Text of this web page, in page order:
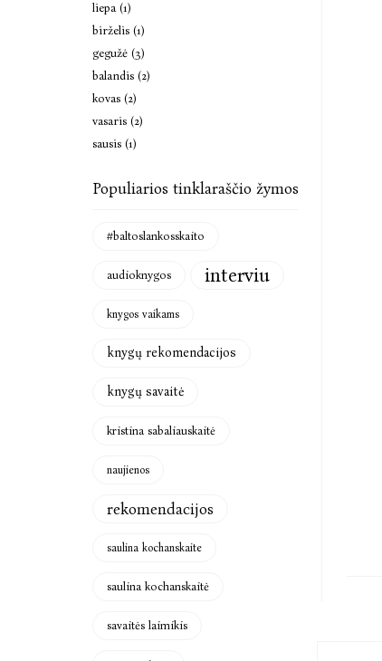
liepa (1)
birželis (1)
gegužė (3)
balandis (2)
kovas (2)
vasaris (2)
sausis (1)
Populiarios tinklaraščio žymos
#baltoslankosskaito
audioknygos interviu
knygos vaikams
knygų rekomendacijos
knygų savaitė
kristina sabaliauskaitė
naujienos
rekomendacijos
saulina kochanskaite
saulina kochanskaitė
savaitės laimikis